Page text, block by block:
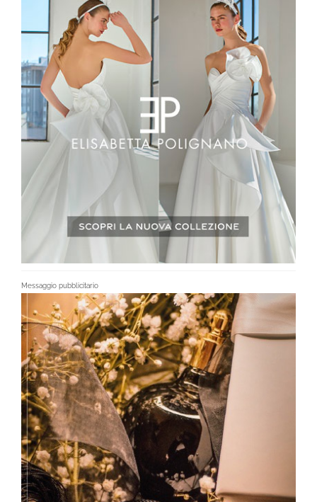
Messaggio pubblicitario